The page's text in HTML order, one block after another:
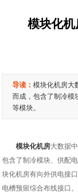
模块化
导读：模块化机房大
而成，包含了制冷模
等模块。
模块化机房大数据
包含了制冷模块、供配
块化机房有向外供电接
电槽预留综合布线接口